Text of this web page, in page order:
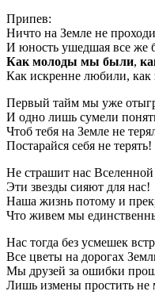
Припев:
Ничто на Земле не
И юность ушедшая все же
Как молоды мы были,
Как искренне любили, как
Первый тайм мы уже
И одно лишь сумели
Чтоб тебя на Земле не
Постарайся себя не терять!
Не страшит нас Вселенной
Эти звезды сияют для нас!
Наша жизнь потому и
Что живем мы
Нас тогда без усмешек
Все цветы на дорогах
Мы друзей за ошибки
Лишь измены простить не